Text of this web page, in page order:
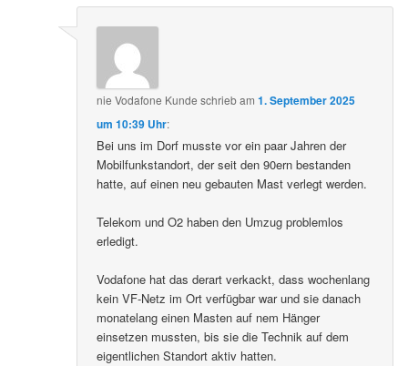
nie Vodafone Kunde schriebam1. September 2025
um 10:39 Uhr:
Bei uns im Dorf musste vor ein paar Jahren der
Mobilfunkstandort, der seit den 90ern bestanden
hatte, auf einen neu gebauten Mast verlegt werden.
Telekom und O2 haben den Umzug problemlos
erledigt.
Vodafone hat das derart verkackt, dass wochenlang
kein VF-Netz im Ort verfügbar war und sie danach
monatelang einen Masten auf nem Hänger
einsetzen mussten, bis sie die Technik auf dem
eigentlichen Standort aktiv hatten.